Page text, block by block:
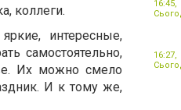
коллеги.
интересные,
самостоятельно,
Их можно смело
И к тому же,
16:45,
16:27,